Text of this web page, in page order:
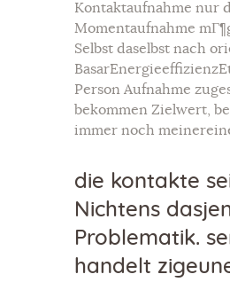
Kontaktaufnahme nur
Momentaufnahme
Selbst daselbst nach
Person Aufnahme
bekommen Zielwert,
immer noch
die kontakte
Nichtens
Problematik.
handelt